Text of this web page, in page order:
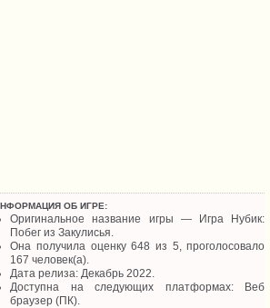
ОБ ИГРЕ:
Оригинальное название игры — Игра Нубик:
Побег из Закулисья.
Она получила оценку 648 из 5, проголосовало
167 человек(а).
Дата релиза: Декабрь 2022.
Доступна на следующих платформах: Веб
браузер (ПК).